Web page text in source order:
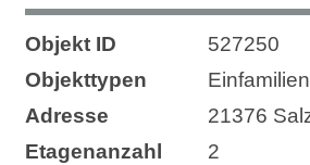
Objekt ID
527250
Objekttypen
Adresse
21376
Etagenanzahl
2